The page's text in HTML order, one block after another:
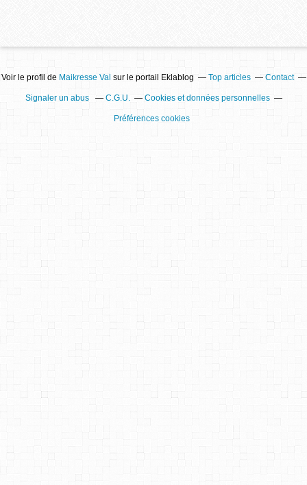
Voir le profil de Maikresse Val sur le portail Eklablog Top articles Contact
Signaler un abus C.G.U. Cookies et données personnelles
Préférences cookies